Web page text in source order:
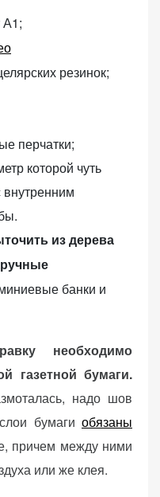
А1;
резинок;
перчатки;
которой чуть
из дерева
банки и
необходимо
газетной бумаги.
надо шов
бумаги обязаны
причем между ними
или же клея.